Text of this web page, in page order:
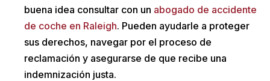
buena idea consultar con un abogado de accidente
de coche en Raleigh. Pueden ayudarle a proteger
sus derechos, navegar por el proceso de
reclamación y asegurarse de que recibe una
indemnización justa.